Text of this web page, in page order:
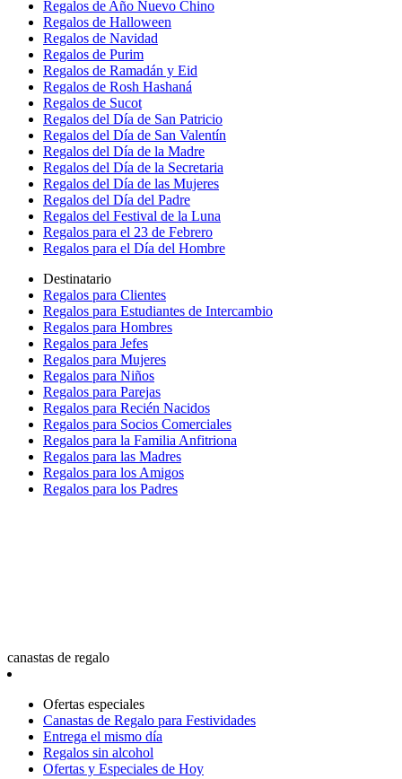
Regalos de Año Nuevo Chino
Regalos de Halloween
Regalos de Navidad
Regalos de Purim
Regalos de Ramadán y Eid
Regalos de Rosh Hashaná
Regalos de Sucot
Regalos del Día de San Patricio
Regalos del Día de San Valentín
Regalos del Día de la Madre
Regalos del Día de la Secretaria
Regalos del Día de las Mujeres
Regalos del Día del Padre
Regalos del Festival de la Luna
Regalos para el 23 de Febrero
Regalos para el Día del Hombre
Destinatario
Regalos para Clientes
Regalos para Estudiantes de Intercambio
Regalos para Hombres
Regalos para Jefes
Regalos para Mujeres
Regalos para Niños
Regalos para Parejas
Regalos para Recién Nacidos
Regalos para Socios Comerciales
Regalos para la Familia Anfitriona
Regalos para las Madres
Regalos para los Amigos
Regalos para los Padres
canastas de regalo
Ofertas especiales
Canastas de Regalo para Festividades
Entrega el mismo día
Regalos sin alcohol
Ofertas y Especiales de Hoy